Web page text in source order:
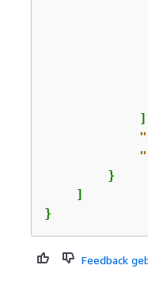
        }
    ]
}
Feedback